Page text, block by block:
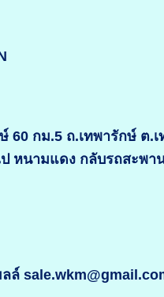
กม.5 ถ.เทพารักษ์ ต.
ป หนามแดง กลับรถสะ
ล์